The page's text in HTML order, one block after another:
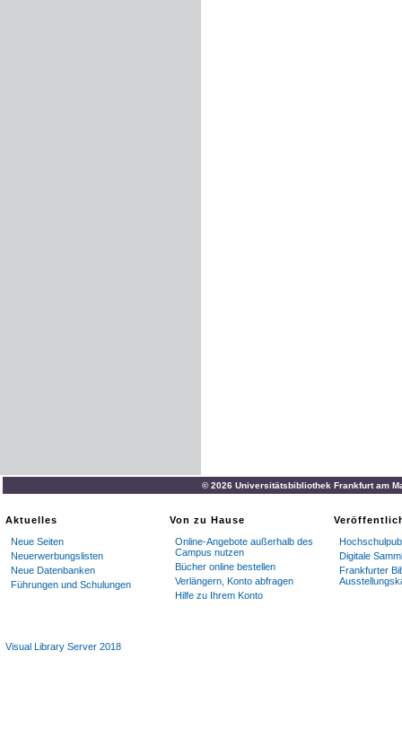
© 2026 Universitätsbibliothek Frankfurt am
Aktuelles
Neue Seiten
Neuerwerbungslisten
Neue Datenbanken
Führungen und Schulungen
Von zu Hause
Online-Angebote außerhalb des
Campus nutzen
Bücher online bestellen
Verlängern, Konto abfragen
Hilfe zu Ihrem Konto
Digitale
Frankfurter
Visual Library Server 2018